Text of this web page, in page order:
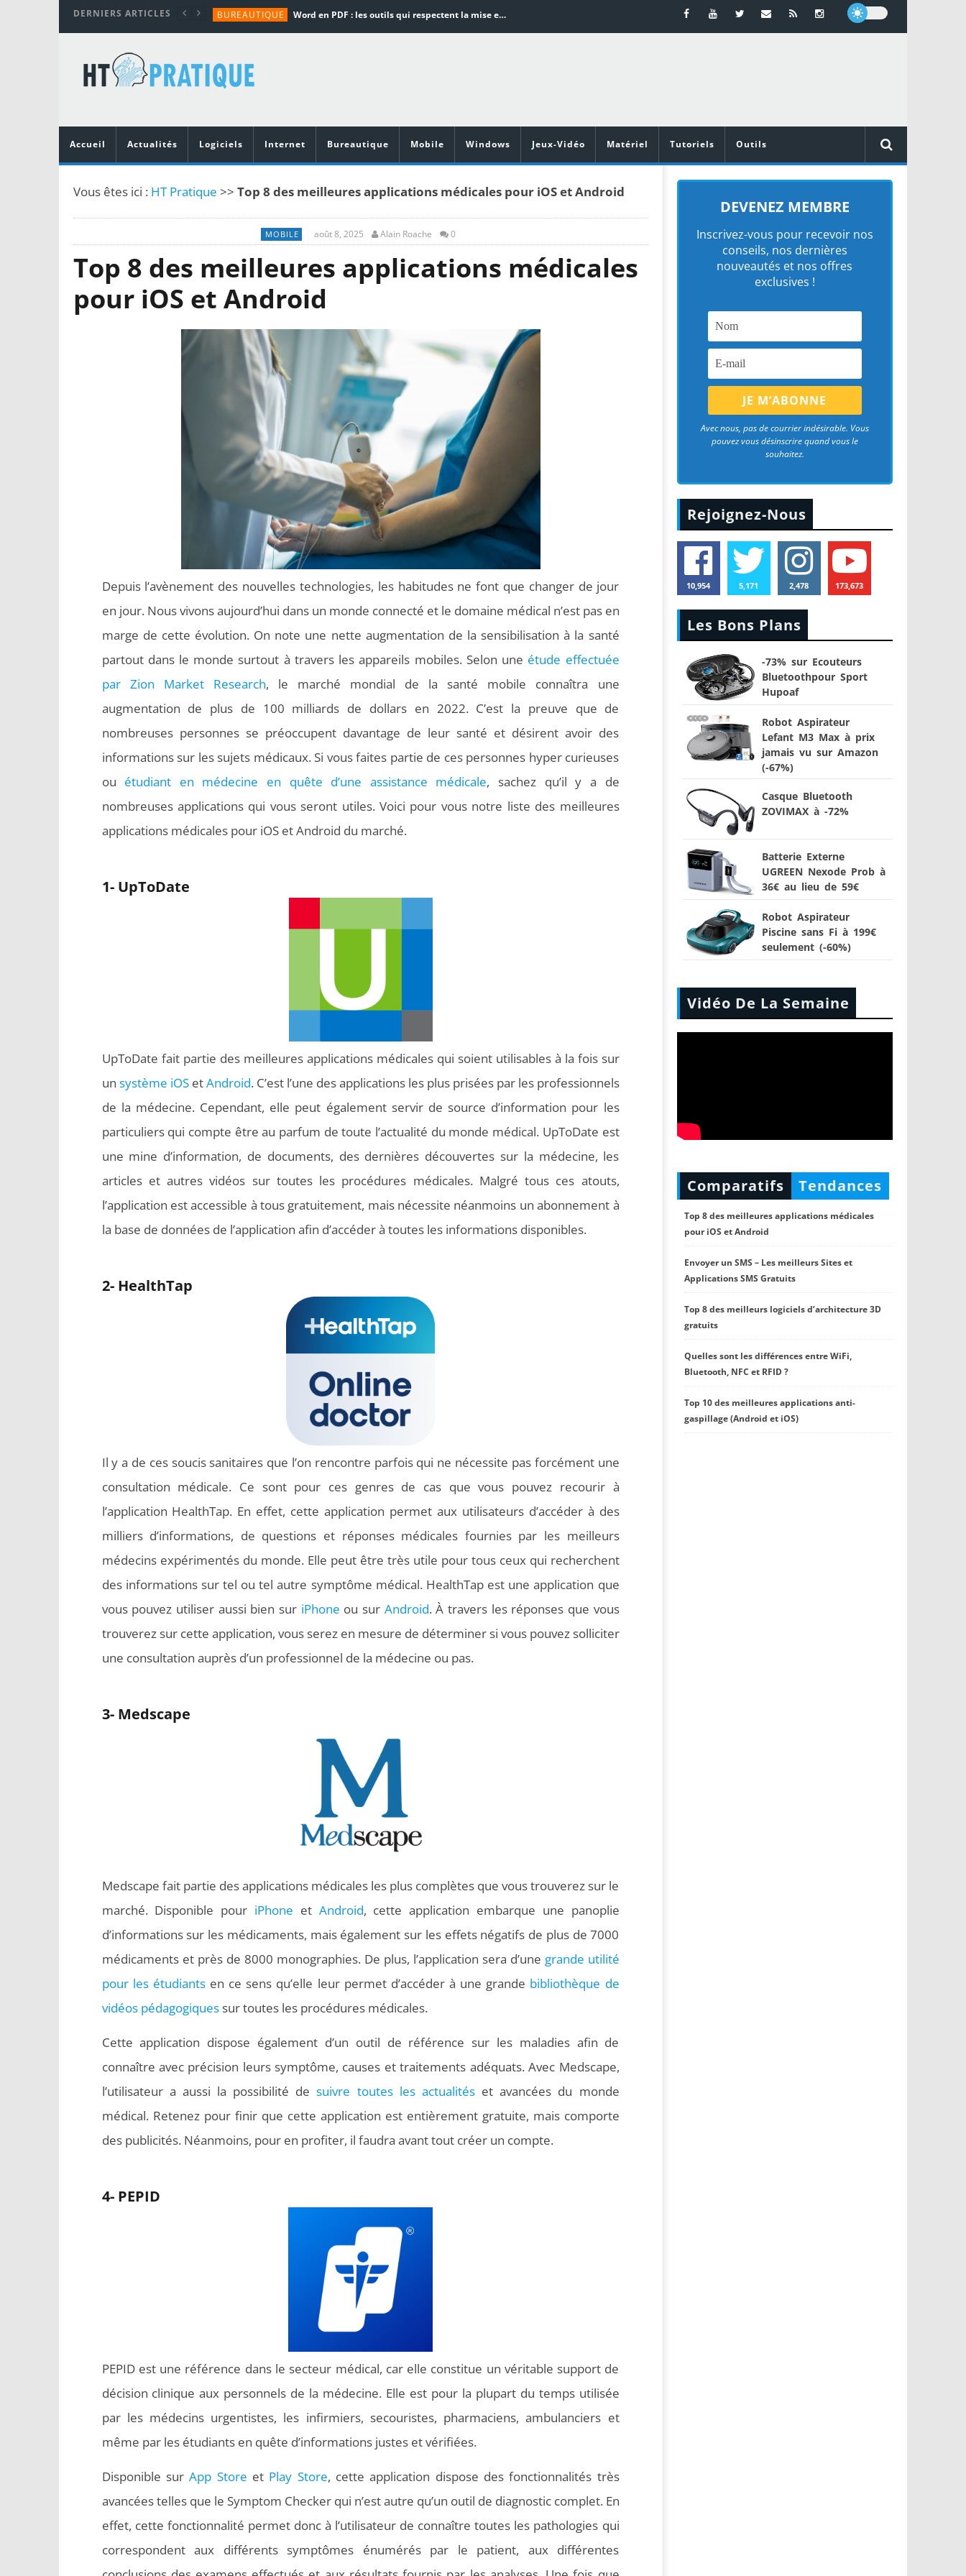
DERNIERS ARTICLES BUREAUTIQUE Word en PDF : les outils qui respectent la mise en page
TUTORIALS
MATÉRIEL
Vidéoprojecteurs Asus : Top 6 des meilleurs modèles de la marque
Accueil
Actualités Logiciels Internet Bureautique Mobile Windows Jeux-Vidéo Matériel Tutoriels Outils
Vous êtes ici : HT Pratique >> Top 8 des meilleures applications médicales pour iOS et Android
MOBILE août 8, 2025 Alain Roache 0
Top 8 des meilleures applications médicales
pour iOS et Android
Depuis l’avènement des nouvelles technologies, les habitudes ne font que changer de jour
en jour. Nous vivons aujourd’hui dans un monde connecté et le domaine médical n’est pas en
marge de cette évolution. On note une nette augmentation de la sensibilisation à la santé
partout dans le monde surtout à travers les appareils mobiles. Selon une étude effectuée
par Zion Market Research, le marché mondial de la santé mobile connaîtra une
augmentation de plus de 100 milliards de dollars en 2022. C’est la preuve que de
nombreuses personnes se préoccupent davantage de leur santé et désirent avoir des
informations sur les sujets médicaux. Si vous faites partie de ces personnes hyper curieuses
ou étudiant en médecine en quête d’une assistance médicale, sachez qu’il y a de
nombreuses applications qui vous seront utiles. Voici pour vous notre liste des meilleures
applications médicales pour iOS et Android du marché.
1- UpToDate
UpToDate fait partie des meilleures applications médicales qui soient utilisables à la fois sur
un système iOSetAndroid. C’est l’une des applications les plus prisées par les professionnels
de la médecine. Cependant, elle peut également servir de source d’information pour les
particuliers qui compte être au parfum de toute l’actualité du monde médical. UpToDate est
une mine d’information, de documents, des dernières découvertes sur la médecine, les
articles et autres vidéos sur toutes les procédures médicales. Malgré tous ces atouts,
l’application est accessible à tous gratuitement, mais nécessite néanmoins un abonnement à
la base de données de l’application afin d’accéder à toutes les informations disponibles.
2- HealthTap
Il y a de ces soucis sanitaires que l’on rencontre parfois qui ne nécessite pas forcément une
consultation médicale. Ce sont pour ces genres de cas que vous pouvez recourir à
l’application HealthTap. En effet, cette application permet aux utilisateurs d’accéder à des
milliers d’informations, de questions et réponses médicales fournies par les meilleurs
médecins expérimentés du monde. Elle peut être très utile pour tous ceux qui recherchent
des informations sur tel ou tel autre symptôme médical. HealthTap est une application que
vous pouvez utiliser aussi bien sur iPhone ou sur Android. À travers les réponses que vous
trouverez sur cette application, vous serez en mesure de déterminer si vous pouvez solliciter
une consultation auprès d’un professionnel de la médecine ou pas.
3- Medscape
Medscape fait partie des applications médicales les plus complètes que vous trouverez sur le
marché. Disponible pour iPhone et Android, cette application embarque une panoplie
d’informations sur les médicaments, mais également sur les effets négatifs de plus de 7000
médicaments et près de 8000 monographies. De plus, l’application sera d’une grande utilité
pour les étudiantsen ce sens qu’elle leur permet d’accéder à une grande bibliothèque de
vidéos pédagogiquessur toutes les procédures médicales.
Cette application dispose également d’un outil de référence sur les maladies afin de
connaître avec précision leurs symptôme, causes et traitements adéquats. Avec Medscape,
l’utilisateur a aussi la possibilité desuivre toutes les actualitéset avancées du monde
médical. Retenez pour finir que cette application est entièrement gratuite, mais comporte
des publicités. Néanmoins, pour en profiter, il faudra avant tout créer un compte.
4- PEPID
PEPID est une référence dans le secteur médical, car elle constitue un véritable support de
décision clinique aux personnels de la médecine. Elle est pour la plupart du temps utilisée
par les médecins urgentistes, les infirmiers, secouristes, pharmaciens, ambulanciers et
même par les étudiants en quête d’informations justes et vérifiées.
Disponible surApp Store et Play Store, cette application dispose des fonctionnalités très
avancées telles que le Symptom Checker qui n’est autre qu’un outil de diagnostic complet. En
effet, cette fonctionnalité permet donc à l’utilisateur de connaître toutes les pathologies qui
correspondent aux différents symptômes énumérés par le patient, aux différentes
DEVENEZ MEMBRE
Inscrivez-vous pour recevoir nos
conseils, nos dernières
nouveautés et nos offres
exclusives !
Avec nous, pas de courrier indésirable. Vous
pouvez vous désinscrire quand vous le
souhaitez.
Rejoignez-Nous
10,954 5,171 2,478 173,673
Les Bons Plans
-73% sur Ecouteurs
Bluetoothpour Sport
Hupoaf
Robot Aspirateur
Lefant M3 Max à prix
jamais vu sur Amazon
(-67%)
Casque Bluetooth
ZOVIMAX à -72%
Batterie Externe
UGREEN Nexode Prob à
36€ au lieu de 59€
Robot Aspirateur
Piscine sans Fi à 199€
seulement (-60%)
Vidéo De La Semaine
Comparatifs Tendances
Top 8 des meilleures applications médicales
pour iOS et Android
Envoyer un SMS – Les meilleurs Sites et
Applications SMS Gratuits
Top 8 des meilleurs logiciels d’architecture 3D
gratuits
Quelles sont les différences entre WiFi,
Bluetooth, NFC et RFID ?
Top 10 des meilleures applications anti-
gaspillage (Android et iOS)